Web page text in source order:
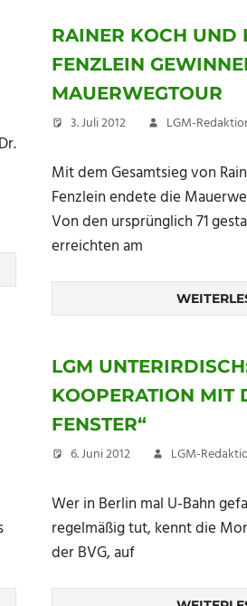
RAINER KOCH UND
FENZLEIN
MAUERWEGTOUR
3. Juli 2012 LGM-
Mit dem Gesamtsieg von
Fenzlein endete die
Von den ursprünglich 71
erreichten am
LGM
KOOPERATION MIT
FENSTER“
6. Juni 2012 LGM-
Wer in Berlin mal U-Bahn
regelmäßig tut, kennt die
der BVG, auf